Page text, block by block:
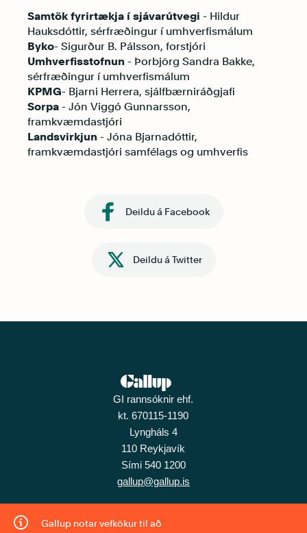
Samtök fyrirtækja í sjávarútvegi - Hildur
Hauksdóttir, sérfræðingur í umhverfismálum
Byko- Sigurður B. Pálsson, forstjóri
Umhverfisstofnun - Þorbjörg Sandra Bakke,
sérfræðingur í umhverfismálum
KPMG- Bjarni Herrera, sjálfbærniráðgjafi
Sorpa - Jón Viggó Gunnarsson,
framkvæmdastjóri
Landsvirkjun - Jóna Bjarnadóttir,
framkvæmdastjóri samfélags og umhverfis
Deildu á Facebook
Deildu á Twitter
GI rannsóknir ehf.
kt. 670115-1190
Lyngháls 4
110 Reykjavík
Sími 540 1200
gallup@gallup.is
Gallup notar vefkökur til að